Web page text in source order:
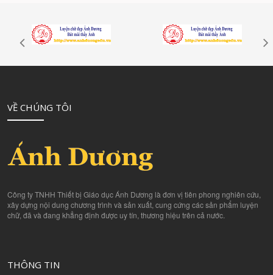
VỀ CHÚNG TÔI
Công ty TNHH Thiết bị Giáo dục Ánh Dương là đơn vị tiên phong nghiên cứu,
xây dựng nội dung chương trình và sản xuất, cung cứng các sản phẩm luyện
chữ, đã và đang khẳng định được uy tín, thương hiệu trên cả nước.
THÔNG TIN